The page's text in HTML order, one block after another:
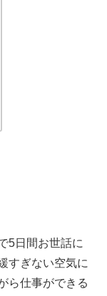
5日間お世話に
すぎない空気に
ら仕事ができる